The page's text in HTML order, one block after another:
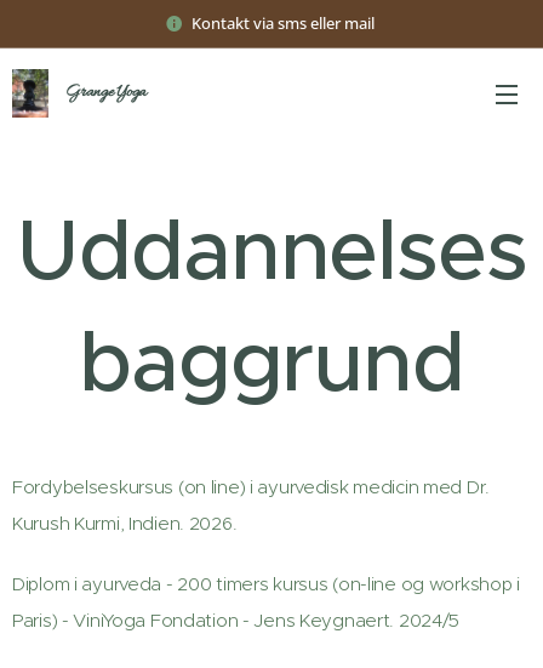
Kontakt via sms eller mail
Grange Yoga
Uddannelses
baggrund
Fordybelseskursus (on line) i ayurvedisk medicin med Dr.
Kurush Kurmi, Indien. 2026.
Diplom i ayurveda - 200 timers kursus (on-line og workshop i
Paris) - ViniYoga Fondation - Jens Keygnaert. 2024/5